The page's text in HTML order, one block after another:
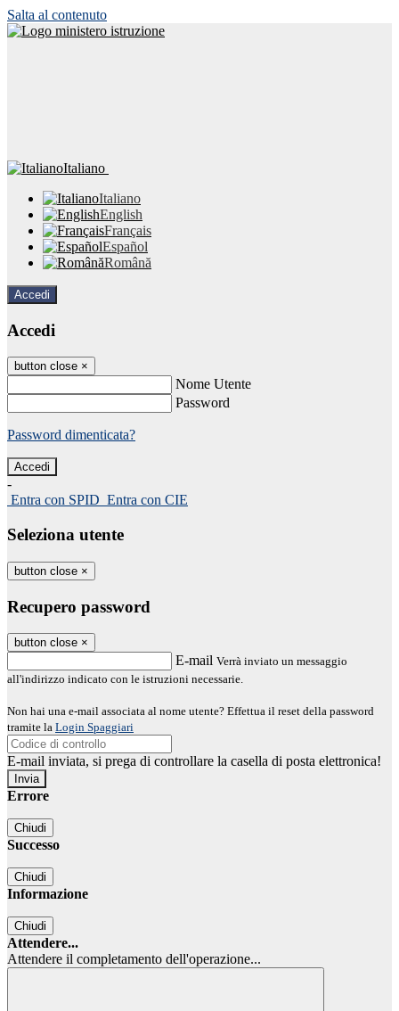
Salta al contenuto
Italiano
Italiano
English
Français
Español
Română
Accedi
Accedi
button close ×
Nome Utente
Password
Password dimenticata?
-
Entra con SPID Entra con CIE
Seleziona utente
button close ×
Recupero password
button close ×
E-mail Verrà inviato un messaggio
all'indirizzo indicato con le istruzioni necessarie.
Non hai una e-mail associata al nome utente? Effettua il reset della password
tramite la Login Spaggiari
E-mail inviata, si prega di controllare la casella di posta elettronica!
Errore
Chiudi
Successo
Chiudi
Informazione
Chiudi
Attendere...
Attendere il completamento dell'operazione...